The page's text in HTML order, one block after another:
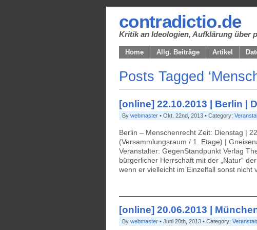
contradictio.de
Kritik an Ideologien, Aufklärung über
Home Allg. Beiträge Artikel
Posts Tagged
[online] 22.10.2013 | Berlin |
By webmaster • Okt. 22nd, 2013 • Category:
Berlin – Menschenrecht Zeit: Dienstag |
(Versammlungsraum / 1. Etage) |
Veranstalter: GegenStandpunkt Verlag
bürgerlicher Herrschaft mit der „Natur“
wenn er vielleicht im Einzelfall sonst
[online] 20.06.2013 |
By webmaster • Juni 20th, 2013 • Category: